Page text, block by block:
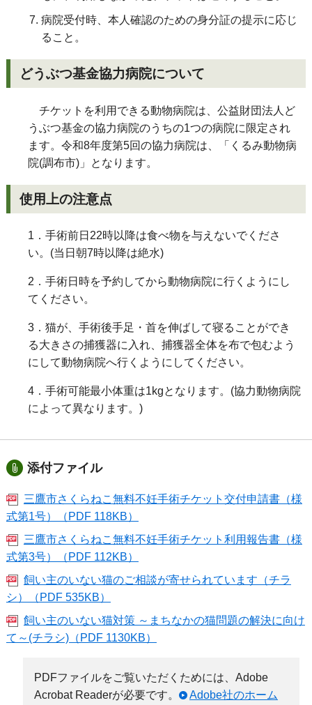
病院受付時、本人確認のための身分証の提示に応じ
ること。
どうぶつ基金協力病院について
チケットを利用できる動物病院は、公益財団法人ど
うぶつ基金の協力病院のうちの1つの病院に限定され
ます。令和8年度第5回の協力病院は、「くるみ動物病
院(調布市)」となります。
使用上の注意点
1．手術前日22時以降は食べ物を与えないでくださ
い。(当日朝7時以降は絶水)
2．手術日時を予約してから動物病院に行くようにし
てください。
3．猫が、手術後手足・首を伸ばして寝ることができ
る大きさの捕獲器に入れ、捕獲器全体を布で包むよう
にして動物病院へ行くようにしてください。
4．手術可能最小体重は1kgとなります。(協力動物病院
によって異なります。)
添付ファイル
三鷹市さくらねこ無料不妊手術チケット交付申請書（様
式第1号）（PDF 118KB）
三鷹市さくらねこ無料不妊手術チケット利用報告書（様
式第3号）（PDF 112KB）
飼い主のいない猫のご相談が寄せられています（チラ
シ）（PDF 535KB）
飼い主のいない猫対策 ～まちなかの猫問題の解決に向け
て～(チラシ)（PDF 1130KB）
PDFファイルをご覧いただくためには、Adobe
Acrobat Readerが必要です。
Adobe社のホーム